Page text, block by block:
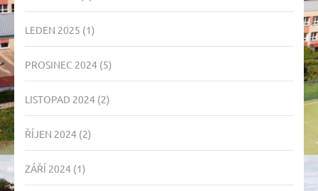
LEDEN 2025 (1)
PROSINEC 2024 (5)
LISTOPAD 2024 (2)
ŘÍJEN 2024 (2)
ZÁŘÍ 2024 (1)